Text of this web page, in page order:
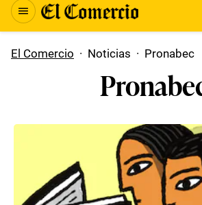
El Comercio · Noticias · Pronabec